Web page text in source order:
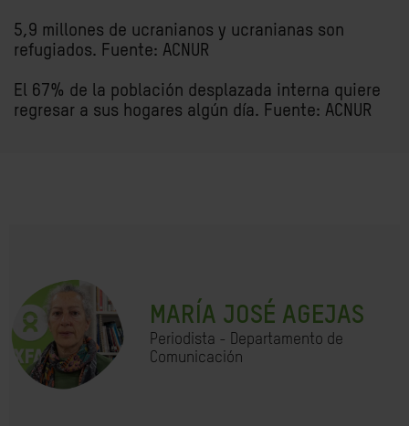
5,9 millones de ucranianos y ucranianas son
refugiados. Fuente: ACNUR
El 67% de la población desplazada interna quiere
regresar a sus hogares algún día. Fuente: ACNUR
MARÍA JOSÉ AGEJAS
Periodista - Departamento de
Comunicación